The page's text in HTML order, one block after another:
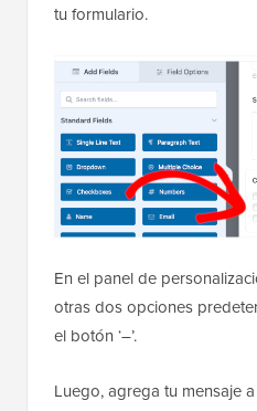
tu formulario.
En el panel de
otras dos opciones
el botón ‘–’.
Luego, agrega tu mensaje